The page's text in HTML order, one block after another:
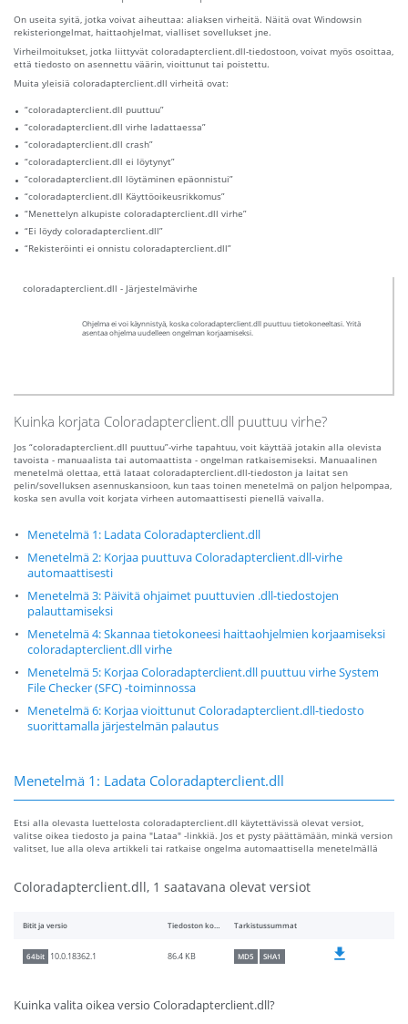
On useita syitä, jotka voivat aiheuttaa: aliaksen virheitä. Näitä ovat Windowsin
rekisteriongelmat, haittaohjelmat, vialliset sovellukset jne.
Virheilmoitukset, jotka liittyvät coloradapterclient.dll-tiedostoon, voivat myös osoittaa,
että tiedosto on asennettu väärin, vioittunut tai poistettu.
Muita yleisiä coloradapterclient.dll virheitä ovat:
“coloradapterclient.dll puuttuu”
“coloradapterclient.dll virhe ladattaessa”
“coloradapterclient.dll crash”
“coloradapterclient.dll ei löytynyt”
“coloradapterclient.dll löytäminen epäonnistui”
“coloradapterclient.dll Käyttöoikeusrikkomus”
“Menettelyn alkupiste coloradapterclient.dll virhe”
“Ei löydy coloradapterclient.dll”
“Rekisteröinti ei onnistu coloradapterclient.dll”
coloradapterclient.dll - Järjestelmävirhe
Ohjelma ei voi käynnistyä, koska coloradapterclient.dll puuttuu tietokoneeltasi. Yritä
asentaa ohjelma uudelleen ongelman korjaamiseksi.
Kuinka korjata Coloradapterclient.dll puuttuu virhe?
Jos “coloradapterclient.dll puuttuu”-virhe tapahtuu, voit käyttää jotakin alla olevista
tavoista - manuaalista tai automaattista - ongelman ratkaisemiseksi. Manuaalinen
menetelmä olettaa, että lataat coloradapterclient.dll-tiedoston ja laitat sen
pelin/sovelluksen asennuskansioon, kun taas toinen menetelmä on paljon helpompaa,
koska sen avulla voit korjata virheen automaattisesti pienellä vaivalla.
Menetelmä 1: Ladata Coloradapterclient.dll
Menetelmä 2: Korjaa puuttuva Coloradapterclient.dll-virhe
automaattisesti
Menetelmä 3: Päivitä ohjaimet puuttuvien .dll-tiedostojen
palauttamiseksi
Menetelmä 4: Skannaa tietokoneesi haittaohjelmien korjaamiseksi
coloradapterclient.dll virhe
Menetelmä 5: Korjaa Coloradapterclient.dll puuttuu virhe System
File Checker (SFC) -toiminnossa
Menetelmä 6: Korjaa vioittunut Coloradapterclient.dll-tiedosto
suorittamalla järjestelmän palautus
Menetelmä 1: Ladata Coloradapterclient.dll
Etsi alla olevasta luettelosta coloradapterclient.dll käytettävissä olevat versiot,
valitse oikea tiedosto ja paina "Lataa" -linkkiä. Jos et pysty päättämään, minkä version
valitset, lue alla oleva artikkeli tai ratkaise ongelma automaattisella menetelmällä
Coloradapterclient.dll, 1 saatavana olevat versiot
Bitit ja versio Tiedoston koko Tarkistussummat
64bit 10.0.18362.1 86.4 KB MD5 SHA1
Kuinka valita oikea versio Coloradapterclient.dll?